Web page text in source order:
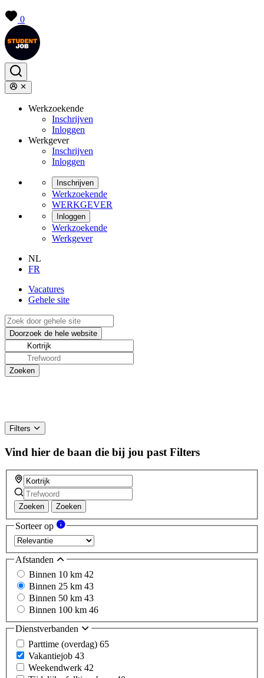
0
Werkzoekende
Inschrijven
Inloggen
Werkgever
Inschrijven
Inloggen
Inschrijven
Werkzoekende
WERKGEVER
Inloggen
Werkzoekende
Werkgever
NL
FR
Vacatures
Gehele site
Filters
Vind hier de baan die bij jou past Filters
Zoeken Zoeken
Sorteer op
Afstanden
Binnen 10 km 42
Binnen 25 km 43
Binnen 50 km 43
Binnen 100 km 46
Dienstverbanden
Parttime (overdag) 65
Vakantiejob 43
Weekendwerk 42